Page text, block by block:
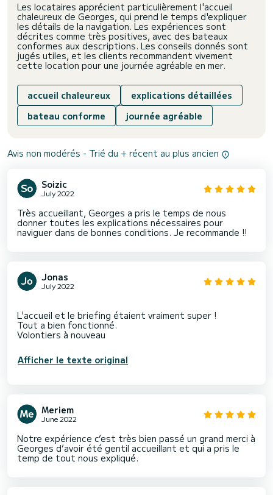
Les locataires apprécient particulièrement l'accueil
chaleureux de Georges, qui prend le temps d'expliquer
les détails de la navigation. Les expériences sont
décrites comme très positives, avec des bateaux
conformes aux descriptions. Les conseils donnés sont
jugés utiles, et les clients recommandent vivement
cette location pour une journée agréable en mer.
accueil chaleureux
explications détaillées
bateau conforme
journée agréable
Avis non modérés - Trié du + récent au plus ancien
Soizic
July 2022
Très accueillant, Georges a pris le temps de nous
donner toutes les explications nécessaires pour
naviguer dans de bonnes conditions. Je recommande !!
Jonas
July 2022
L'accueil et le briefing étaient vraiment super !
Tout a bien fonctionné.
Afficher le texte original
Meriem
June 2022
Notre expérience c’est très bien passé un grand merci à
Georges d’avoir été gentil accueillant et qui a pris le
temp de tout nous expliqué.